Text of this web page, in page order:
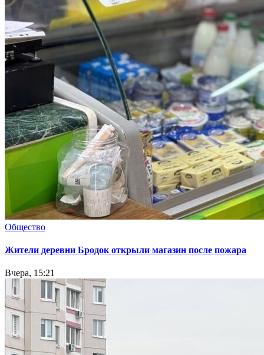
Общество
Жители деревни Бродок открыли магазин после пожара
Вчера, 15:21